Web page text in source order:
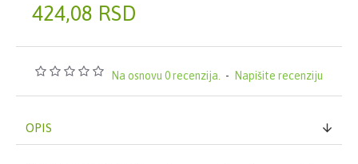
Na osnovu 0 recenzija. - Napišite recenziju
424,08 RSD
OPIS